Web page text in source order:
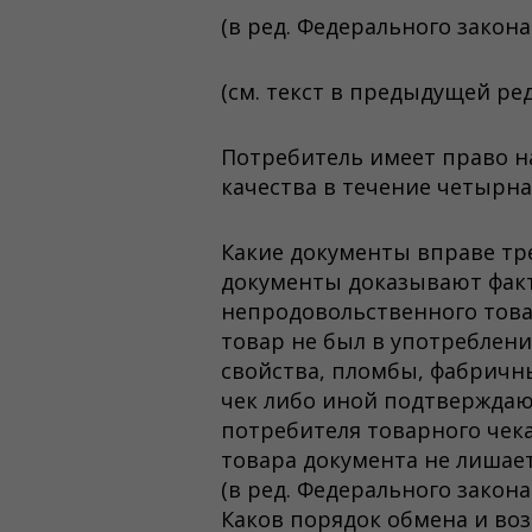
(в ред. Федерального
(см. текст в предыдущей
Потребитель имеет право
качества в течение
Какие документы вправе
документы доказывают
непродовольственного
товар не был в
свойства, пломбы,
чек либо иной
потребителя товарного
товара документа не
(в ред. Федерального
Каков порядок обмена и